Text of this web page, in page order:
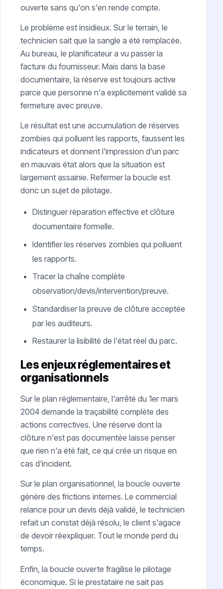
ouverte sans qu'on s'en rende compte.
Le problème est insidieux. Sur le terrain, le
technicien sait que la sangle a été remplacée.
Au bureau, le planificateur a vu passer la
facture du fournisseur. Mais dans la base
documentaire, la réserve est toujours active
parce que personne n'a explicitement validé sa
fermeture avec preuve.
Le résultat est une accumulation de réserves
zombies qui polluent les rapports, faussent les
indicateurs et donnent l'impression d'un parc
en mauvais état alors que la situation est
largement assainie. Refermer la boucle est
donc un sujet de pilotage.
Distinguer réparation effective et clôture
documentaire formelle.
Identifier les réserves zombies qui polluent
les rapports.
Tracer la chaîne complète
observation/devis/intervention/preuve.
Standardiser la preuve de clôture acceptée
par les auditeurs.
Restaurer la lisibilité de l'état réel du parc.
Les enjeux réglementaires et
organisationnels
Sur le plan réglementaire, l'arrêté du 1er mars
2004 demande la traçabilité complète des
actions correctives. Une réserve dont la
clôture n'est pas documentée laisse penser
que rien n'a été fait, ce qui crée un risque en
cas d'incident.
Sur le plan organisationnel, la boucle ouverte
génère des frictions internes. Le commercial
relance pour un devis déjà validé, le technicien
refait un constat déjà résolu, le client s'agace
de devoir réexpliquer. Tout le monde perd du
temps.
Enfin, la boucle ouverte fragilise le pilotage
économique. Si le prestataire ne sait pas